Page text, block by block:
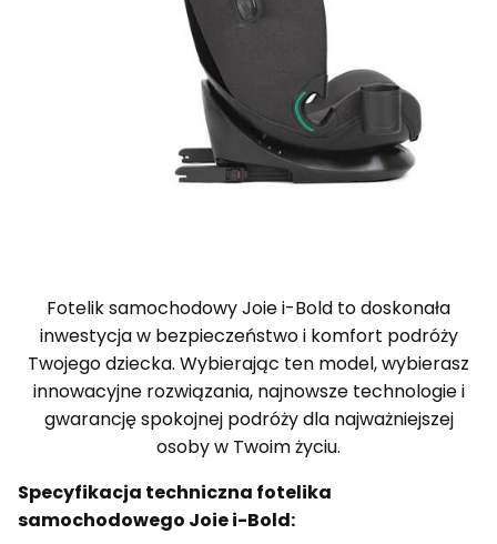
Fotelik samochodowy Joie i-Bold to doskonała
inwestycja w bezpieczeństwo i komfort podróży
Twojego dziecka. Wybierając ten model, wybierasz
innowacyjne rozwiązania, najnowsze technologie i
gwarancję spokojnej podróży dla najważniejszej
osoby w Twoim życiu.
Specyfikacja techniczna fotelika
samochodowego Joie i-Bold: